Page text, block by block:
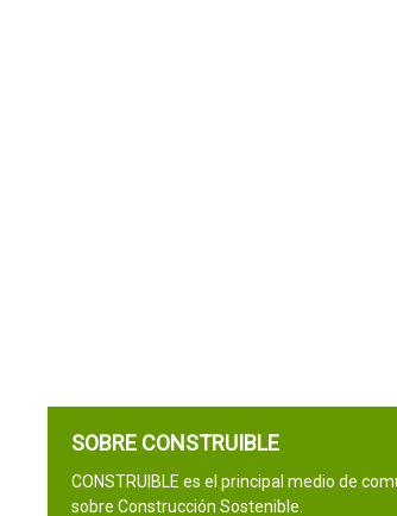
SOBRE CONSTRUIBLE
CONSTRUIBLE es el principal medio de
sobre Construcción Sostenible.